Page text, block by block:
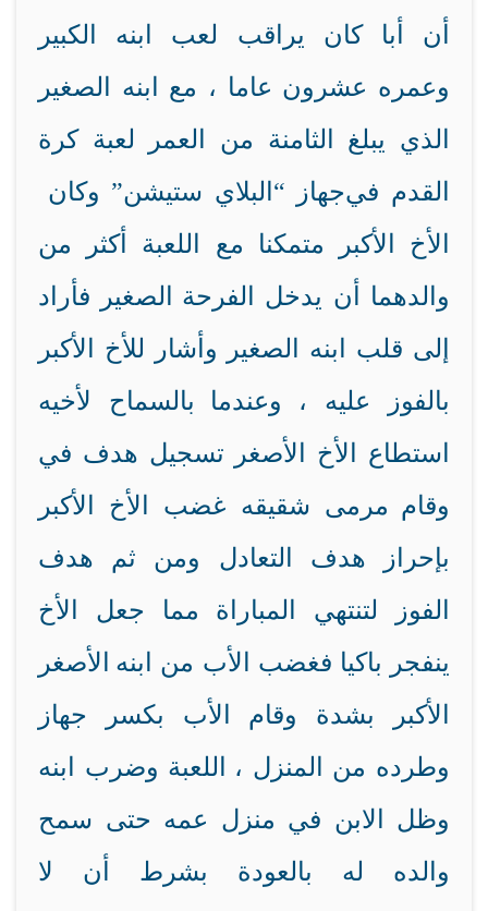
أن أبا كان يراقب لعب ابنه الكبير
وعمره عشرون عاما ، مع ابنه الصغير
الذي يبلغ الثامنة من العمر لعبة كرة
القدم فيجهاز “البلاي ستيشن” وكان
الأخ الأكبر متمكنا مع اللعبة أكثر من
الصغير فأراد
والدهما أن يدخل الفرحة
إلى قلب ابنه الصغير وأشار للأخ الأكبر
بالسماح لأخيه
بالفوز عليه ، وعندما
استطاع الأخ الأصغر تسجيل هدف في
مرمى شقيقه غضب الأخ الأكبر وقام
بإحراز هدف التعادل ومن ثم هدف
الفوز لتنتهي المباراة مما جعل الأخ
الأصغر ينفجر باكيا فغضب الأب من ابنه
الأكبر بشدة وقام الأب بكسر جهاز
اللعبة وضرب ابنه
وطرده من المنزل ،
وظل الابن في منزل عمه حتى سمح
والده له بالعودة بشرط أن لا